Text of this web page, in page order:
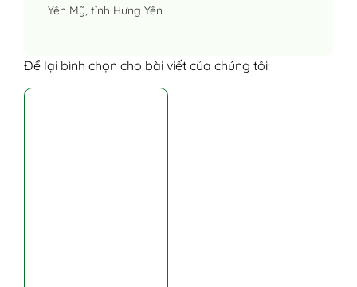
Yên Mỹ, tỉnh Hưng Yên
Để lại bình chọn cho bài viết của chúng tôi: